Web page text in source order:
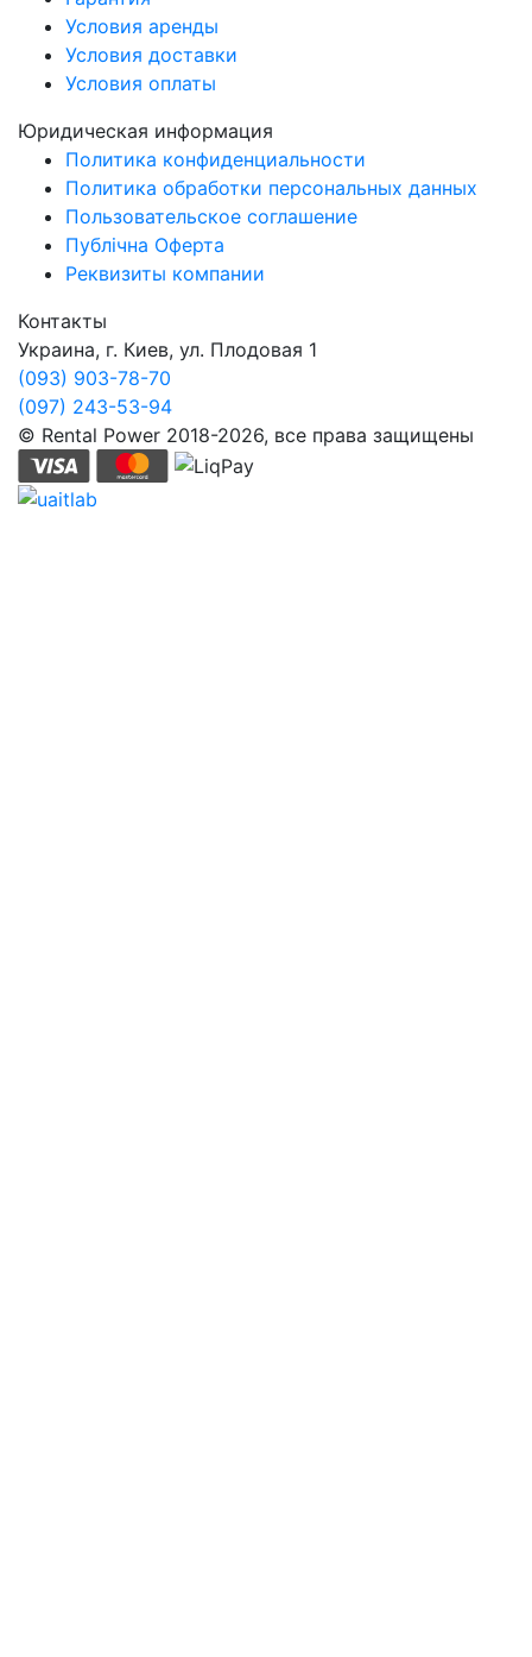
Условия аренды
Условия доставки
Условия оплаты
Юридическая информация
Политика конфиденциальности
Политика обработки персональных данных
Пользовательское соглашение
Публічна Оферта
Реквизиты компании
Контакты
Украина, г. Киев, ул. Плодовая 1
(093) 903-78-70
(097) 243-53-94
© Rental Power 2018-2026, все права защищены